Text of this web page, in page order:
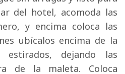
del hotel, acomoda las
y encima coloca las
ubícalos encima de la
dejando las
de la maleta. Coloca